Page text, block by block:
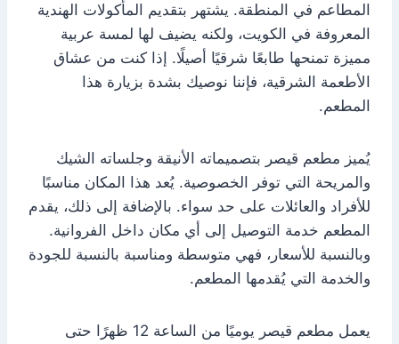
المطاعم في المنطقة. يشتهر بتقديم المأكولات الهندية
المعروفة في الكويت، ولكنه يضيف لها لمسة عربية
مميزة تمنحها طابعًا شرقيًا أصيلًا. إذا كنت من عشاق
الأطعمة الشرقية، فإننا نوصيك بشدة بزيارة هذا
المطعم.
يُميز مطعم قيصر بتصميماته الأنيقة وجلساته الشيك
والمريحة التي توفر الخصوصية. يُعد هذا المكان مناسبًا
للأفراد والعائلات على حد سواء. بالإضافة إلى ذلك، يقدم
المطعم خدمة التوصيل إلى أي مكان داخل الفروانية.
وبالنسبة للأسعار، فهي متوسطة ومناسبة بالنسبة للجودة
والخدمة التي يُقدمها المطعم.
يعمل مطعم قيصر يوميًا من الساعة 12 ظهرًا حتى